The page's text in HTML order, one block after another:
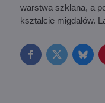
warstwa szklana, a
kształcie migdałów.
FacebookTwitter